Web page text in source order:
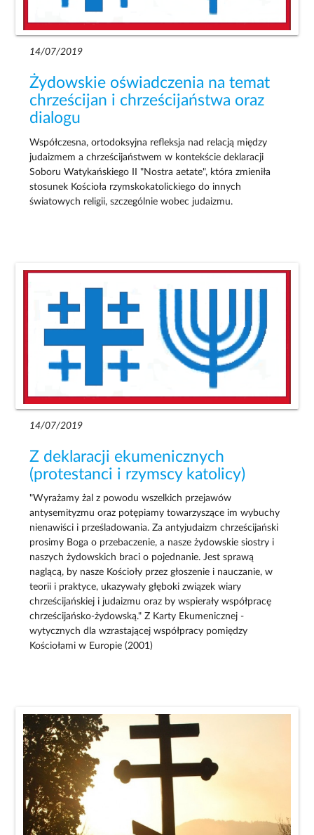
14/07/2019
Żydowskie oświadczenia na temat
chrześcijan i chrześcijaństwa oraz
dialogu
Współczesna, ortodoksyjna refleksja nad relacją między
judaizmem a chrześcijaństwem w kontekście deklaracji
Soboru Watykańskiego II "Nostra aetate", która zmieniła
stosunek Kościoła rzymskokatolickiego do innych
światowych religii, szczególnie wobec judaizmu.
14/07/2019
Z deklaracji ekumenicznych
(protestanci i rzymscy katolicy)
"Wyrażamy żal z powodu wszelkich przejawów
antysemityzmu oraz potępiamy towarzyszące im wybuchy
nienawiści i prześladowania. Za antyjudaizm chrześcijański
prosimy Boga o przebaczenie, a nasze żydowskie siostry i
naszych żydowskich braci o pojednanie. Jest sprawą
naglącą, by nasze Kościoły przez głoszenie i nauczanie, w
teorii i praktyce, ukazywały głęboki związek wiary
chrześcijańskiej i judaizmu oraz by wspierały współpracę
chrześcijańsko-żydowską." Z Karty Ekumenicznej -
wytycznych dla wzrastającej współpracy pomiędzy
Kościołami w Europie (2001)